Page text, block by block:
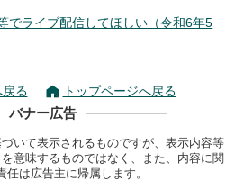
でライブ配信してほしい（令和6年5
る トップページへ戻る
バナー広告
いて表示されるものですが、表示内容等
意味するものではなく、また、内容に関
任は広告主に帰属します。